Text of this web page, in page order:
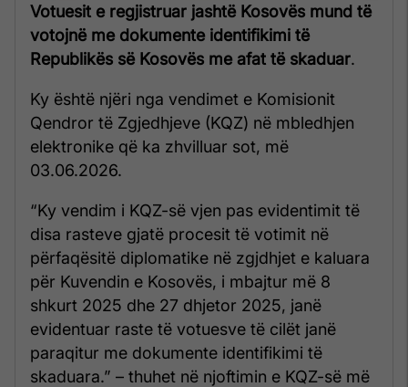
Votuesit e regjistruar jashtë Kosovës mund të
votojnë me dokumente identifikimi të
Republikës së Kosovës me afat të skaduar.
Ky është njëri nga vendimet e Komisionit
Qendror të Zgjedhjeve (KQZ) në mbledhjen
elektronike që ka zhvilluar sot, më
03.06.2026.
“Ky vendim i KQZ-së vjen pas evidentimit të
disa rasteve gjatë procesit të votimit në
përfaqësitë diplomatike në zgjdhjet e kaluara
për Kuvendin e Kosovës, i mbajtur më 8
shkurt 2025 dhe 27 dhjetor 2025, janë
evidentuar raste të votuesve të cilët janë
paraqitur me dokumente identifikimi të
skaduara.” – thuhet në njoftimin e KQZ-së më